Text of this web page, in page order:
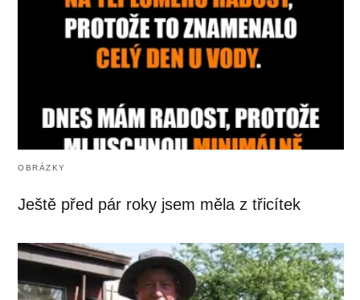
OBRÁZKY
Ještě před pár roky jsem měla z třicítek